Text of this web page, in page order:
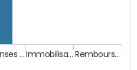
… Immobilisa… Rembours…